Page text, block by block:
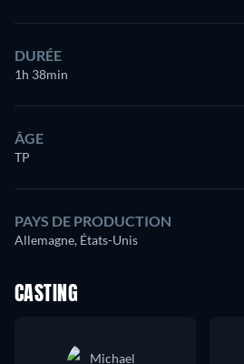
DURÉE
1h 38min
ÂGE
TP
PAYS DE PRODUCTION
Allemagne, États-Unis
CASTING